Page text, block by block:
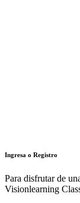
Ingresa o Registro
Para disfrutar de
Visionlearning